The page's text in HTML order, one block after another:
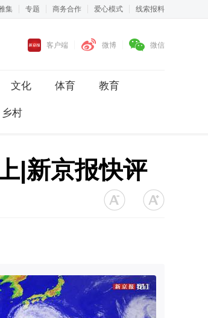
集 专题 商务合作 爱心模式 线索报料
客户端 微博 微信
文化 体育 教育
乡村
|新京报快评